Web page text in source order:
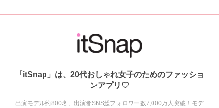
「itSnap」は、20代おしゃれ女子のためのファッショ
ンアプリ♡
出演モデル約800名、出演者SNS総フォロワー数7,000万人突破！モデ